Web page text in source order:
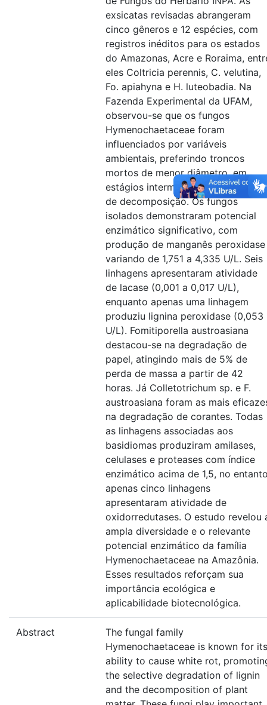
exsicatas revisadas abrangeram
cinco gêneros e 12 espécies, com
registros inéditos para os estados
do Amazonas, Acre e Roraima,
eles Coltricia perennis, C. velutina,
Fo. apiahyna e H. luteobadia. Na
Fazenda Experimental da UFAM,
observou-se que os fungos
Hymenochaetaceae foram
influenciados por variáveis
ambientais, preferindo troncos
mortos de menor diâmetro, em
estágios intermediários ou rígidos
de decomposição. Os fungos
isolados demonstraram potencial
enzimático significativo, com
produção de manganês peroxidase
variando de 1,751 a 4,335 U/L. Seis
linhagens apresentaram atividade
de lacase (0,001 a 0,017 U/L),
enquanto apenas uma linhagem
produziu lignina peroxidase (0,053
U/L). Fomitiporella austroasiana
destacou-se na degradação de
papel, atingindo mais de 5% de
perda de massa a partir de 42
horas. Já Colletotrichum sp. e F.
austroasiana foram as mais
na degradação de corantes. Todas
as linhagens associadas aos
basidiomas produziram amilases,
celulases e proteases com índice
enzimático acima de 1,5, no
apenas cinco linhagens
apresentaram atividade de
oxidorredutases. O estudo revelou
ampla diversidade e o relevante
potencial enzimático da família
Hymenochaetaceae na Amazônia.
Esses resultados reforçam sua
importância ecológica e
aplicabilidade biotecnológica.
Abstract
The fungal family
Hymenochaetaceae is known for its
ability to cause white rot,
the selective degradation of lignin
and the decomposition of plant